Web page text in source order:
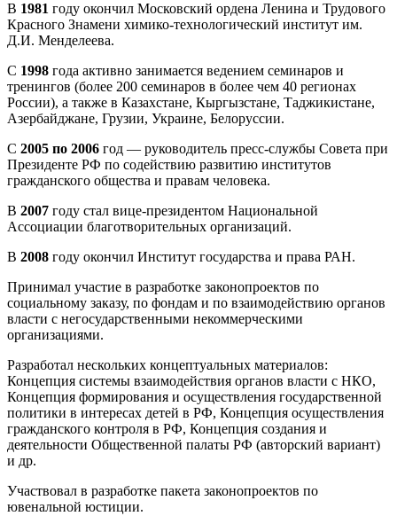
В 1981 году окончил Московский ордена Ленина и Трудового
Красного Знамени химико-технологический институт им.
Д.И. Менделеева.
С 1998 года активно занимается ведением семинаров и
тренингов (более 200 семинаров в более чем 40 регионах
России), а также в Казахстане, Кыргызстане, Таджикистане,
Азербайджане, Грузии, Украине, Белоруссии.
С 2005 по 2006 год — руководитель пресс-службы Совета при
Президенте РФ по содействию развитию институтов
гражданского общества и правам человека.
В 2007 году стал вице-президентом Национальной
Ассоциации благотворительных организаций.
В 2008 году окончил Институт государства и права РАН.
Принимал участие в разработке законопроектов по
социальному заказу, по фондам и по взаимодействию органов
власти с негосударственными некоммерческими
организациями.
Разработал нескольких концептуальных материалов:
Концепция системы взаимодействия органов власти с НКО,
Концепция формирования и осуществления государственной
политики в интересах детей в РФ, Концепция осуществления
гражданского контроля в РФ, Концепция создания и
деятельности Общественной палаты РФ (авторский вариант)
и др.
Участвовал в разработке пакета законопроектов по
ювенальной юстиции.